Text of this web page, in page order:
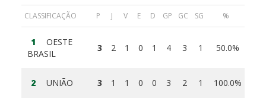
CLASSIFICAÇÃO P J V E D GP GC SG %
1
OESTE
BRASIL
3 2 1 0 1 4 3 1 50.0%
2 UNIÃO 3 1 1 0 0 3 2 1 100.0%